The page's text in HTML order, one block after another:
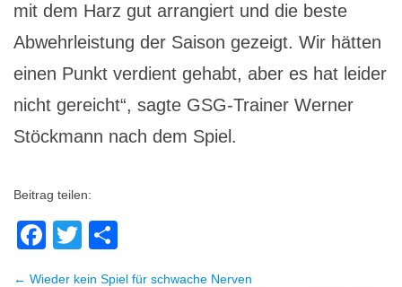
mit dem Harz gut arrangiert und die beste
Abwehrleistung der Saison gezeigt. Wir hätten
einen Punkt verdient gehabt, aber es hat leider
nicht gereicht“, sagte GSG-Trainer Werner
Stöckmann nach dem Spiel.
Beitrag teilen:
Facebook
Twitter
← Wieder kein Spiel für schwache Nerven